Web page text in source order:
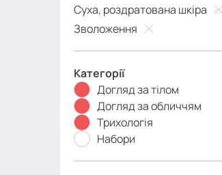
Суха, роздратована шкіра
Зволоження
Категорії
Догляд за тілом
Догляд за обличчям
Трихологія
Набори